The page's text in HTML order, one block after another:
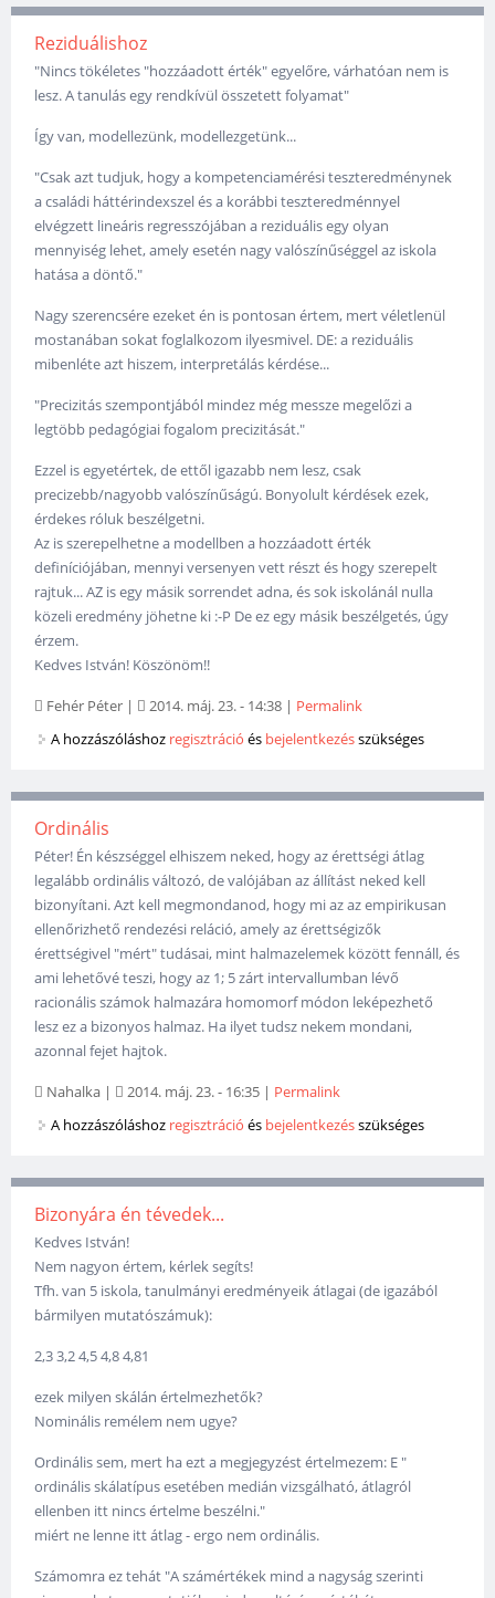
Reziduálishoz
"Nincs tökéletes "hozzáadott érték" egyelőre, várhatóan nem is
lesz. A tanulás egy rendkívül összetett folyamat"
Így van, modellezünk, modellezgetünk...
"Csak azt tudjuk, hogy a kompetenciamérési teszteredménynek
a családi háttérindexszel és a korábbi teszteredménnyel
elvégzett lineáris regresszójában a reziduális egy olyan
mennyiség lehet, amely esetén nagy valószínűséggel az iskola
hatása a döntő."
Nagy szerencsére ezeket én is pontosan értem, mert véletlenül
mostanában sokat foglalkozom ilyesmivel. DE: a reziduális
mibenléte azt hiszem, interpretálás kérdése...
"Precizitás szempontjából mindez még messze megelőzi a
legtöbb pedagógiai fogalom precizitását."
Ezzel is egyetértek, de ettől igazabb nem lesz, csak
precizebb/nagyobb valószínűságú. Bonyolult kérdések ezek,
érdekes róluk beszélgetni.
Az is szerepelhetne a modellben a hozzáadott érték
definíciójában, mennyi versenyen vett részt és hogy szerepelt
rajtuk... AZ is egy másik sorrendet adna, és sok iskolánál nulla
közeli eredmény jöhetne ki :-P De ez egy másik beszélgetés, úgy
érzem.
Kedves István! Köszönöm!!
Fehér Péter | 2014. máj. 23. - 14:38 | Permalink
A hozzászóláshoz regisztráció és bejelentkezésszükséges
Ordinális
Péter! Én készséggel elhiszem neked, hogy az érettségi átlag
legalább ordinális változó, de valójában az állítást neked kell
bizonyítani. Azt kell megmondanod, hogy mi az az empirikusan
ellenőrizhető rendezési reláció, amely az érettségizők
érettségivel "mért" tudásai, mint halmazelemek között fennáll, és
ami lehetővé teszi, hogy az 1; 5 zárt intervallumban lévő
racionális számok halmazára homomorf módon leképezhető
lesz ez a bizonyos halmaz. Ha ilyet tudsz nekem mondani,
azonnal fejet hajtok.
Nahalka | 2014. máj. 23. - 16:35 | Permalink
A hozzászóláshoz regisztráció és bejelentkezésszükséges
Bizonyára én tévedek...
Kedves István!
Nem nagyon értem, kérlek segíts!
Tfh. van 5 iskola, tanulmányi eredményeik átlagai (de igazából
bármilyen mutatószámuk):
2,3 3,2 4,5 4,8 4,81
ezek milyen skálán értelmezhetők?
Nominális remélem nem ugye?
Ordinális sem, mert ha ezt a megjegyzést értelmezem: E "
ordinális skálatípus esetében medián vizsgálható, átlagról
ellenben itt nincs értelme beszélni."
miért ne lenne itt átlag - ergo nem ordinális.
Számomra ez tehát "A számértékek mind a nagyság szerinti